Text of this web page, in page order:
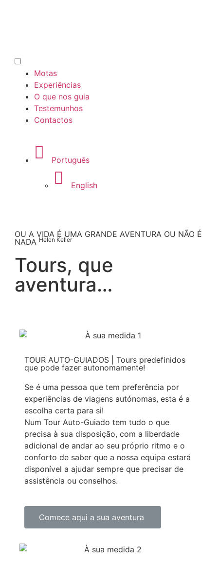
Motas
Experiências
O que nos guia
Testemunhos
Contactos
Português
English
OU A VIDA É UMA GRANDE AVENTURA OU NÃO É
NADA Helen Keller
Tours, que
aventura…
TOUR AUTO-GUIADOS
Tours predefinidos
que pode fazer autonomamente!
Se é uma pessoa que tem preferência por
experiências de viagens autónomas, esta é a
escolha certa para si!
Num Tour Auto-Guiado tem tudo o que
precisa à sua disposição, com a liberdade
adicional de andar ao seu próprio ritmo e o
conforto de saber que a nossa equipa estará
disponível a ajudar sempre que precisar de
assistência ou conselhos.
Comece aqui a sua aventura